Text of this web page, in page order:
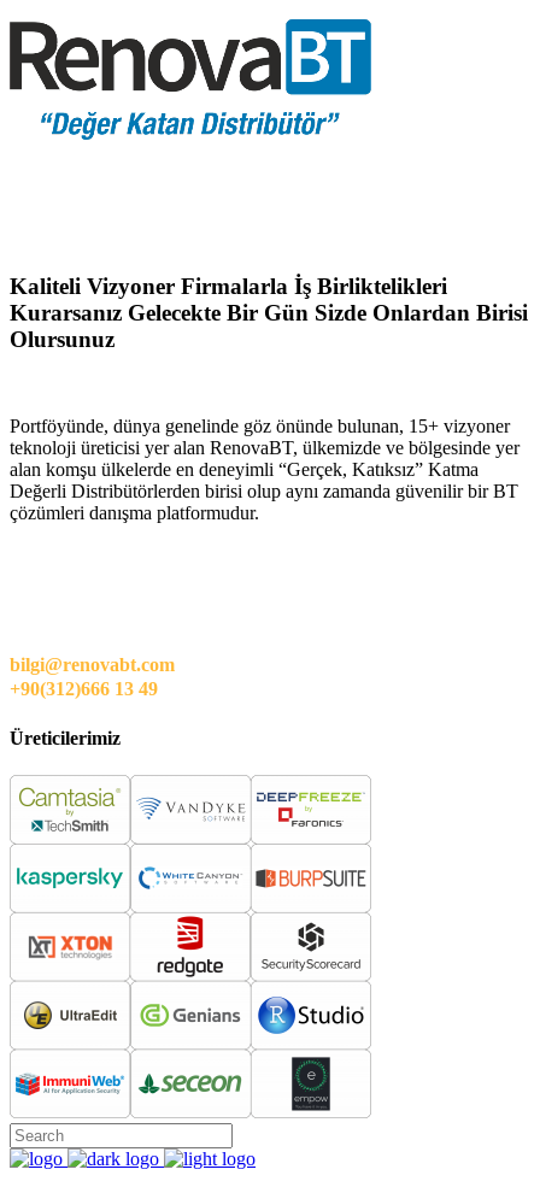
Kaliteli Vizyoner Firmalarla İş Birliktelikleri
Kurarsanız Gelecekte Bir Gün Sizde Onlardan Birisi
Olursunuz
Portföyünde, dünya genelinde göz önünde bulunan, 15+ vizyoner
teknoloji üreticisi yer alan RenovaBT, ülkemizde ve bölgesinde yer
alan komşu ülkelerde en deneyimli “Gerçek, Katıksız” Katma
Değerli Distribütörlerden birisi olup aynı zamanda güvenilir bir BT
çözümleri danışma platformudur.
bilgi@renovabt.com
+90(312)666 13 49
Üreticilerimiz